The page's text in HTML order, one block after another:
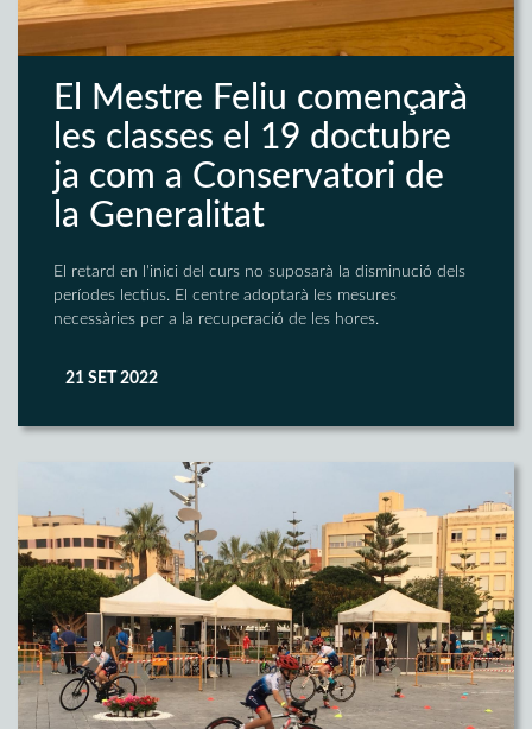
El Mestre Feliu començarà
les classes el 19 doctubre
ja com a Conservatori de
la Generalitat
El retard en l'inici del curs no suposarà la disminució dels
períodes lectius. El centre adoptarà les mesures
necessàries per a la recuperació de les hores.
21 SET 2022